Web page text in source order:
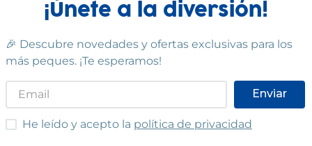
¡Únete a la diversión!
🎉 Descubre novedades y ofertas exclusivas para los
más peques. ¡Te esperamos!
Enviar
He leído y acepto las condiciones
He leído y acepto la política de privacidad